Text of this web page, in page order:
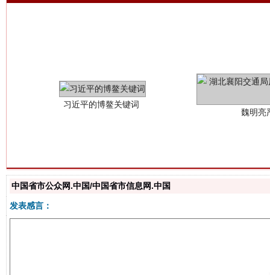
中国省市公众网.中国/中国省市信息网.中国
发表感言：